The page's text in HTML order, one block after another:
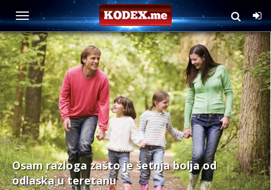
Fitnes
Osam razloga zašto je šetnja bolja od
odlaska u teretanu